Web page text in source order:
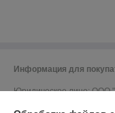
Информация для
Юридическое лицо:ООО